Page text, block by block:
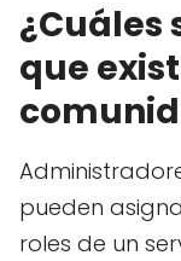
¿Cuáles
que
pueden
roles de un